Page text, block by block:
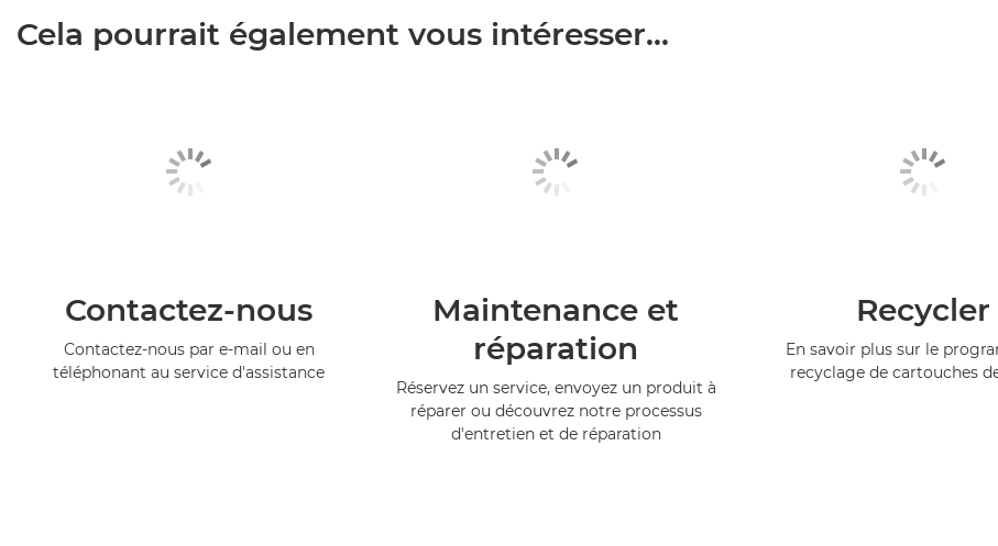
Cela pourrait également vous intéresser...
Contactez-nous
Contactez-nous par e-mail ou en
téléphonant au service d'assistance
Maintenance et
réparation
Réservez un service, envoyez un produit à
réparer ou découvrez notre processus
d'entretien et de réparation
Recycler
En savoir plus sur le
recyclage de cartouches